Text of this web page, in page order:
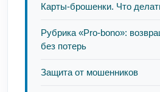
Карты-брошенки. Что
Рубрика «Pro-bono»:
без потерь
Защита от мошенников